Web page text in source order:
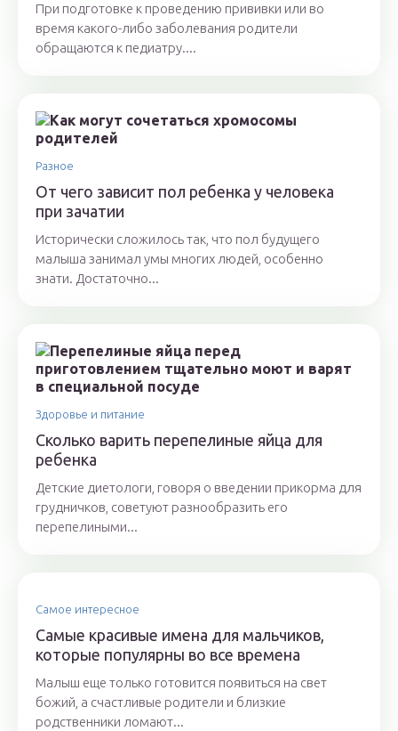
При подготовке к проведению прививки или во
время какого-либо заболевания родители
обращаются к педиатру....
Разное
От чего зависит пол ребенка у человека
при зачатии
Исторически сложилось так, что пол будущего
малыша занимал умы многих людей, особенно
знати. Достаточно...
Здоровье и питание
Сколько варить перепелиные яйца для
ребенка
Детские диетологи, говоря о введении прикорма для
грудничков, советуют разнообразить его
перепелиными...
Самое интересное
Самые красивые имена для мальчиков,
которые популярны во все времена
Малыш еще только готовится появиться на свет
божий, а счастливые родители и близкие
родственники ломают...